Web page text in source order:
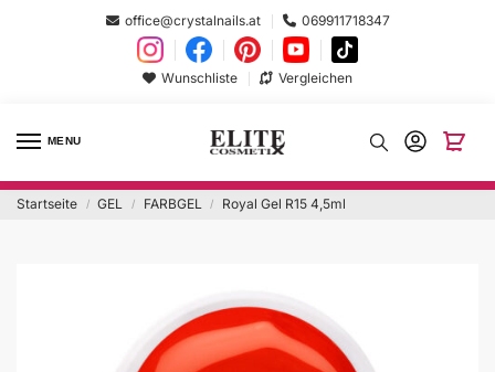
office@crystalnails.at 069911718347
Wunschliste Vergleichen
MENU
Startseite / GEL / FARBGEL / Royal Gel R15 4,5ml